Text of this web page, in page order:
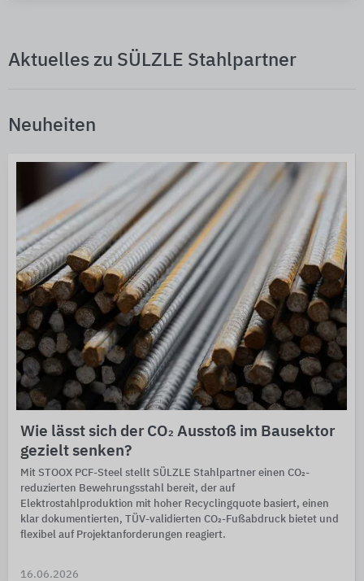
Aktuelles zu SÜLZLE Stahlpartner
Neuheiten
Wie lässt sich der CO₂ Ausstoß im Bausektor
gezielt senken?
Mit STOOX PCF-Steel stellt SÜLZLE Stahlpartner einen CO₂-
reduzierten Bewehrungsstahl bereit, der auf
Elektrostahlproduktion mit hoher Recyclingquote basiert, einen
klar dokumentierten, TÜV-validierten CO₂-Fußabdruck bietet und
flexibel auf Projektanforderungen reagiert.
16.06.2026